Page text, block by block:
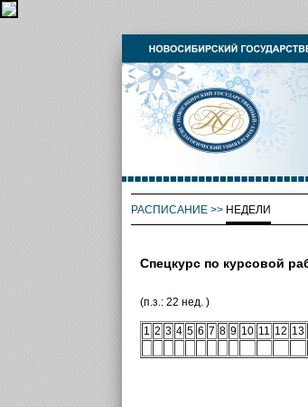
РАСПИСАНИЕ>> НЕДЕЛИ
Спецкурс по курсовой
(п.з.: 22 нед. )
1 2 3 4 5 6 7 8 9 10 11 12 13